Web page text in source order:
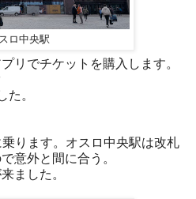
ロ中央駅
リでチケットを購入します。
た。
ります。オスロ中央駅は改札
意外と間に合う。
ました。